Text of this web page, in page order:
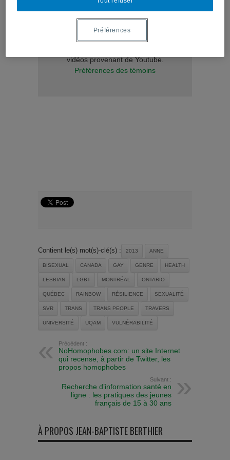
vidéos provenant de Youtube.
Préférences des témoins
Contient le(s) mot(s)-clé(s) : 2013 ANNE
BISEXUAL CANADA GAY GENRE HEALTH
LESBIAN LGBT MONTRÉAL ONTARIO
QUÉBEC RAINBOW RÉSILIENCE SEXUALITÉ
SVR TRANS TRANS PEOPLE TRAVERS
UNIVERSITÉ UQAM VULNÉRABILITÉ
Précédent :
NoHomophobes.com: un site Internet
qui recense, à partir de Twitter, les
propos homophobes
Suivant :
Recherche d’information santé en
ligne : les pratiques des jeunes
français de 15 à 30 ans
À PROPOS JEAN-BAPTISTE BERTHIER
Préférences